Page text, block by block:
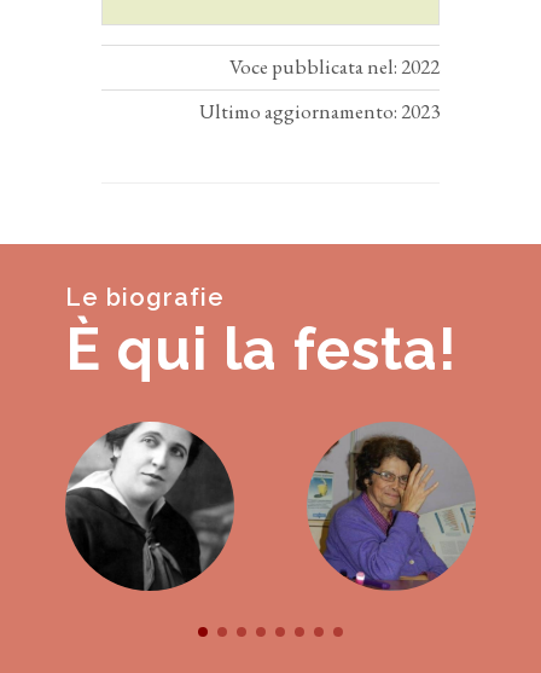
Voce pubblicata nel: 2022
Ultimo aggiornamento: 2023
Le biografie
È qui la festa!